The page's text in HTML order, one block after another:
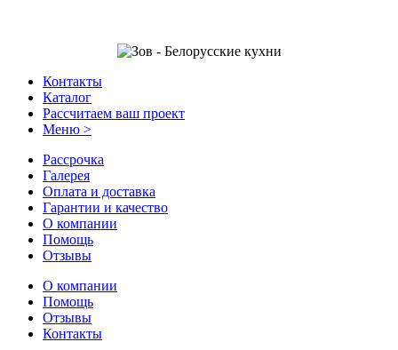
Контакты
Каталог
Рассчитаем ваш проект
Меню >
Рассрочка
Галерея
Оплата и доставка
Гарантии и качество
О компании
Помощь
Отзывы
О компании
Помощь
Отзывы
Контакты